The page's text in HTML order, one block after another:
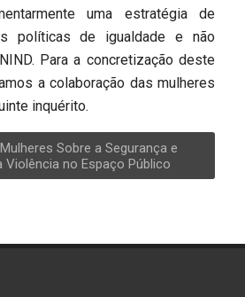
uma estratégia de
políticas de igualdade e não
Para a concretização deste
a colaboração das mulheres
inquérito.
Sobre a Segurança e
Violência no Espaço Público